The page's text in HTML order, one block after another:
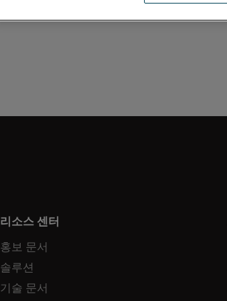
리소스 센터
홍보 문서
솔루션
기술 문서